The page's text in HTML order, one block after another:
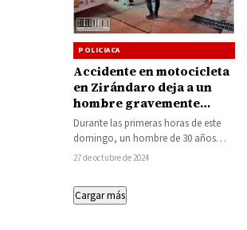
POLICIACA
Accidente en motocicleta
en Zirándaro deja a un
hombre gravemente
herido; fue trasladado de
urgencia a Huetamo
Durante las primeras horas de este
domingo, un hombre de 30 años
identificado como Cesario «N» sufrió
27 de octubre de 2024
Cargar más